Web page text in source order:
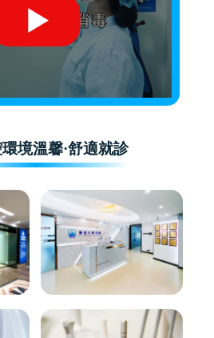
境溫馨·舒適就診